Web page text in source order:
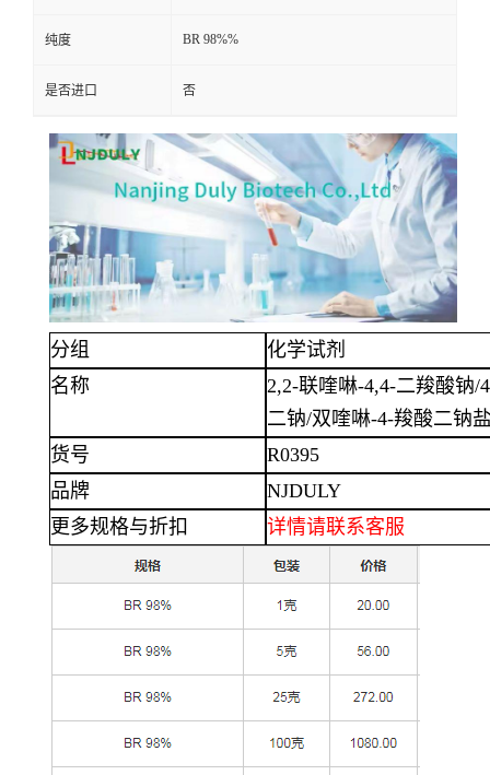
纯度 BR 98%%
是否进口 否
分组
化学试剂
名称
2,2-联喹啉-4,4-二羧酸钠/
二钠/双喹啉-4-羧酸二钠
货号
R0395
品牌
NJDULY
更多规格与折扣
详情请联系客服